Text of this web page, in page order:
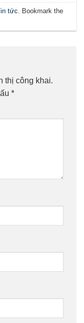
tức . Bookmark the
thị công khai.
*